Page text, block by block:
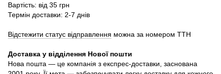
Вартість: від 35 грн
Термін доставки: 2-7 днів
Відстежити статус відправлення можна за номером ТТН
Доставка у відділення Нової пошти
Нова пошта — це компанія з експрес-доставки, заснована